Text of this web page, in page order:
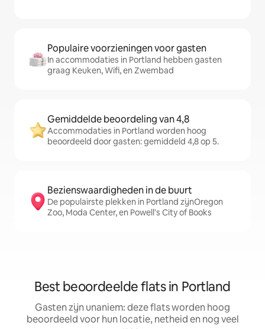
Populaire voorzieningen voor gasten
In accommodaties in Portland hebben gasten
graag Keuken, Wifi, en Zwembad
Gemiddelde beoordeling van 4,8
Accommodaties in Portland worden hoog
beoordeeld door gasten: gemiddeld 4,8 op 5.
Bezienswaardigheden in de buurt
De populairste plekken in Portland zijnOregon
Zoo, Moda Center, en Powell's City of Books
Best beoordeelde flats in Portland
Gasten zijn unaniem: deze flats worden hoog
beoordeeld voor hun locatie, netheid en nog veel